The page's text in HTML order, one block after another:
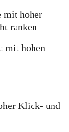
mit hoher
ranken
mit hohen
Klick- und